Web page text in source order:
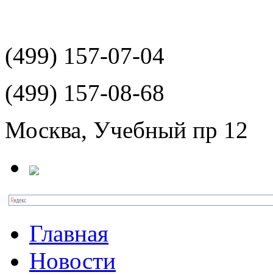
(499) 157-07-04
(499) 157-08-68
Москва, Учебный пр 12
Главная
Новости